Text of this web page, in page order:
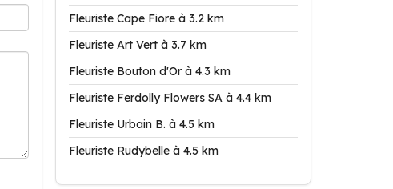
Fleuriste Cape Fiore à 3.2 km
Fleuriste Art Vert à 3.7 km
Fleuriste Bouton d'Or à 4.3 km
Fleuriste Ferdolly Flowers SA à 4.4 km
Fleuriste Urbain B. à 4.5 km
Fleuriste Rudybelle à 4.5 km